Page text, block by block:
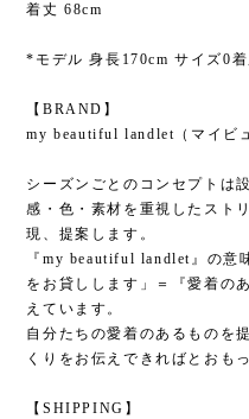
着丈 68cm
*モデル 身長170cm サイズ0着
【BRAND】
my beautiful landlet（マイビ
シーズンごとのコンセプトは
感・色・素材を重視したスト
現、提案します。
『my beautiful landlet』の意
をお貸しします」＝『愛着の
えています。
自分たちの愛着のあるものを
くりをお伝えできればとおも
【SHIPPING】